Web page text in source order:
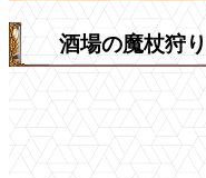
酒場の魔杖狩